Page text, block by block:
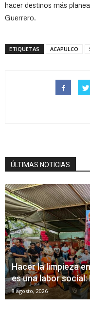
hacer destinos más
Guerrero.
ETIQUETAS ACAPULCO
ÚLTIMAS NOTICIAS
Hacer la limpieza
es una labor
8 agosto, 2026